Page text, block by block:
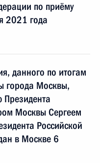
по приёму
2021 года
данного по итогам
города Москвы,
Президента
Москвы Сергеем
Российской
в Москве 6